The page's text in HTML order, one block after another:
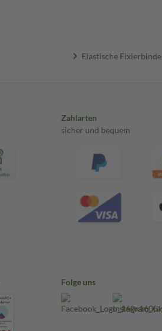
Elastische Fixierbinde
Zahlarten
sicher und bequem
Folge uns